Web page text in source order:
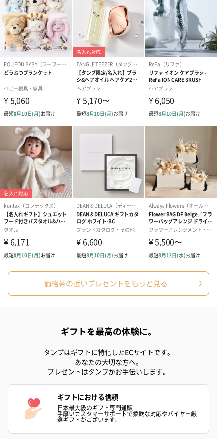
価格帯の近いプレゼントをもっと見る
ギフトを最高の体験に。
タンプはギフトに特化したECサイトです。
あなたの大切な方へ。
プレゼントはタンプがお手伝いします。
ギフトにおける信頼
日本最大級のギフト専門通販
手厚いカスタマーサポートで柔軟な対応やバイヤー厳
選ギフトがございます。